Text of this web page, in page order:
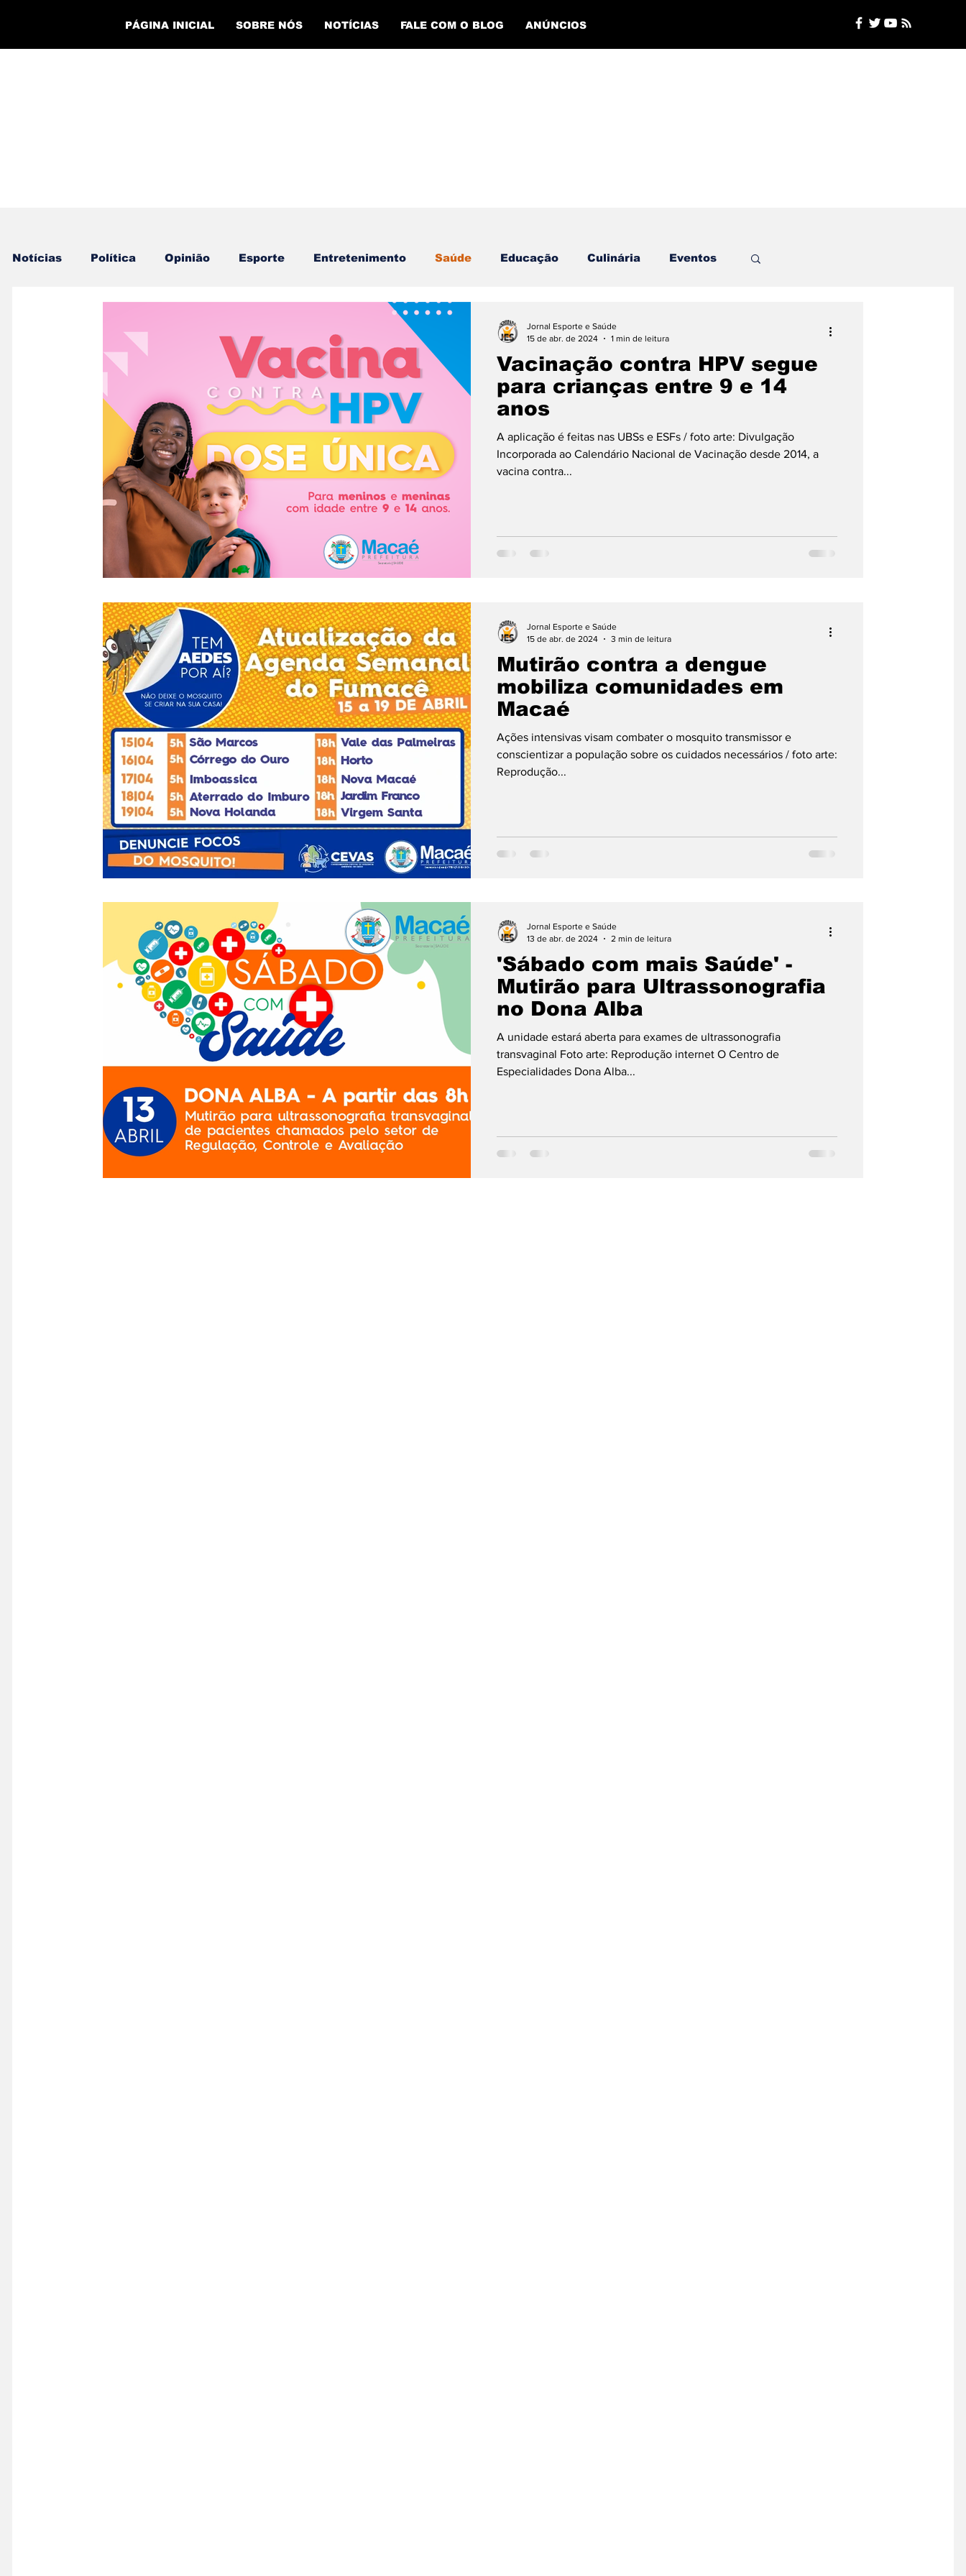
PÁGINA INICIAL SOBRE NÓS NOTÍCIAS FALE COM O BLOG ANÚNCIOS
Notícias Política Opinião Esporte Entretenimento Saúde Educação Culinária Eventos
Evento Cultural Plantão de Polícia
COLUNA MÔNICA BRAGA Informe Coluna Nutricionista Janira Braga Concursos Evento Musical
Campanha Educativa Evento Musical Futebol Carnaval Mestrado e Doutorado Notícia
Projetos Evento
Vacinação contra HPV segue
para crianças entre 9 e 14
anos
A aplicação é feitas nas UBSs e ESFs / foto arte: Divulgação
Incorporada ao Calendário Nacional de Vacinação desde 2014, a
vacina contra...
Jornal Esporte e Saúde
15 de abr. de 2024
1 min de leitura
Mutirão contra a dengue
mobiliza comunidades em
Macaé
Ações intensivas visam combater o mosquito transmissor e
conscientizar a população sobre os cuidados necessários / foto arte:
Reprodução...
Jornal Esporte e Saúde
15 de abr. de 2024
3 min de leitura
'Sábado com mais Saúde' -
Mutirão para Ultrassonografia
no Dona Alba
A unidade estará aberta para exames de ultrassonografia
transvaginal Foto arte: Reprodução internet O Centro de
Especialidades Dona Alba...
Jornal Esporte e Saúde
13 de abr. de 2024
2 min de leitura